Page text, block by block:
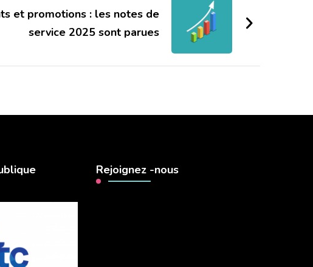
et promotions : les notes de
service 2025 sont parues
Rejoignez -nous